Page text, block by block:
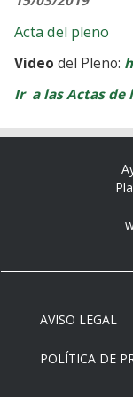
Acta del pleno
Video del Pleno:
Ir a las Actas de
AVISO LEGAL
POLÍTICA DE